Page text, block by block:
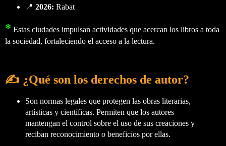
📍 2026: Rabat
* Estas ciudades impulsan actividades que acercan los libros a toda
la sociedad, fortaleciendo el acceso a la lectura.
✍️ ¿Qué son los derechos de autor?
Son normas legales que protegen las obras literarias,
artísticas y científicas. Permiten que los autores
mantengan el control sobre el uso de sus creaciones y
reciban reconocimiento o beneficios por ellas.